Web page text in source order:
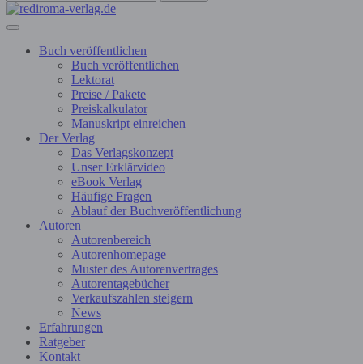
Buch veröffentlichen
Buch veröffentlichen
Lektorat
Preise / Pakete
Preiskalkulator
Manuskript einreichen
Der Verlag
Das Verlagskonzept
Unser Erklärvideo
eBook Verlag
Häufige Fragen
Ablauf der Buchveröffentlichung
Autoren
Autorenbereich
Autorenhomepage
Muster des Autorenvertrages
Autorentagebücher
Verkaufszahlen steigern
News
Erfahrungen
Ratgeber
Kontakt